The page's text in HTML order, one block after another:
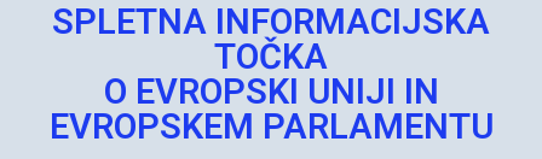
SPLETNA INFORMACIJSKA
TOČKA
O EVROPSKI UNIJI IN
EVROPSKEM PARLAMENTU